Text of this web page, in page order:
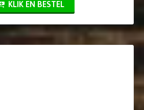
KLIK EN BESTEL